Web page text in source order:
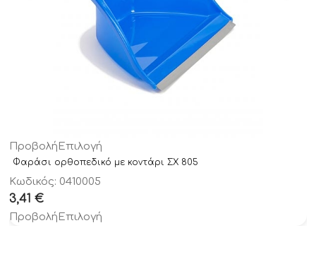
ΠροβολήΕπιλογή
Φαράσι ορθοπεδικό με κοντάρι ΣΧ 805
Κωδικός: 0410005
3,41 €
ΠροβολήΕπιλογή